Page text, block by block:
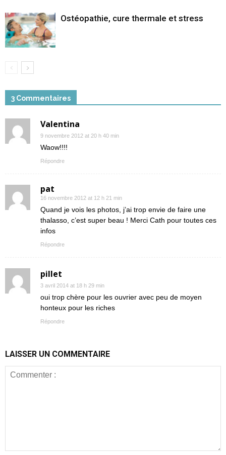
Ostéopathie, cure thermale et stress
3 Commentaires
Valentina
9 novembre 2012 at 20 h 40 min
Waow!!!!
Répondre
pat
16 novembre 2012 at 12 h 21 min
Quand je vois les photos, j’ai trop envie de faire une
thalasso, c’est super beau ! Merci Cath pour toutes ces
infos
Répondre
pillet
3 avril 2014 at 18 h 29 min
oui trop chère pour les ouvrier avec peu de moyen
honteux pour les riches
Répondre
LAISSER UN COMMENTAIRE